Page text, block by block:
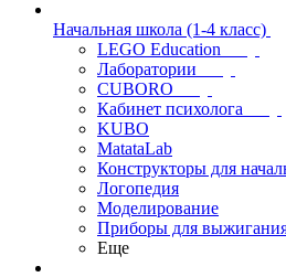
Начальная школа (1-4 класс)
LEGO Education
Лаборатории
CUBORO
Кабинет психолога
KUBO
MatataLab
Конструкторы для
Логопедия
Моделирование
Приборы для
Еще